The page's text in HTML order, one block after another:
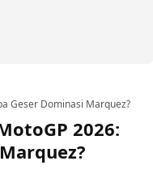
Geser Dominasi Marquez?
2026: